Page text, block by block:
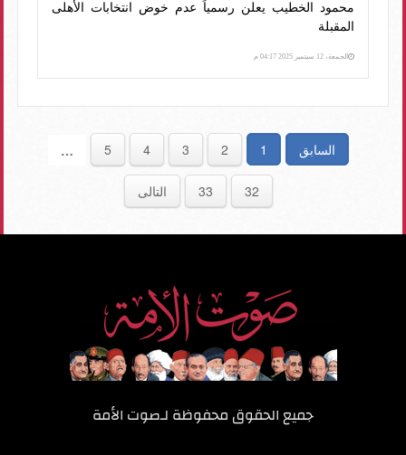
محمود الخطيب يعلن رسمياً عدم خوض انتخابات الأهلى
المقبلة
الجمعة، 12 سبتمبر 2025 04:17 م
السابق 1
2
3
4
5
…
32
33 التالى
جميع الحقوق محفوظة لـصوت الأمة